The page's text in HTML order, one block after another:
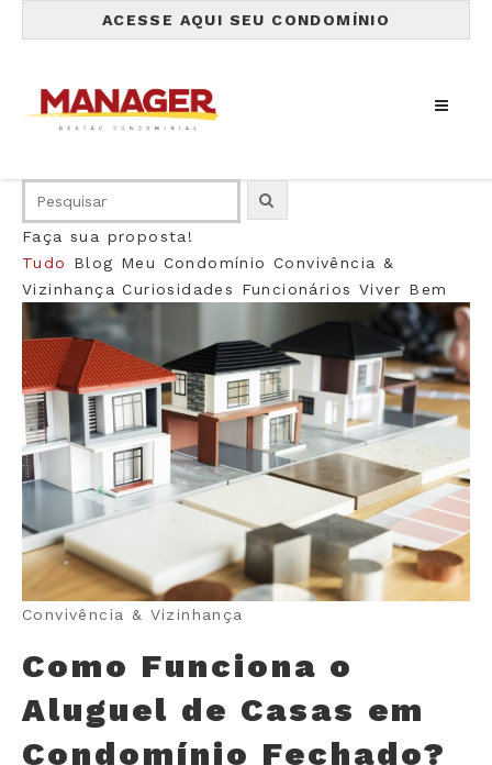
ACESSE AQUI SEU CONDOMÍNIO
Faça sua proposta!
Tudo
Blog Meu Condomínio Convivência &
Vizinhança Curiosidades Funcionários Viver Bem
Convivência & Vizinhança
Como Funciona o
Aluguel de Casas em
Condomínio Fechado?